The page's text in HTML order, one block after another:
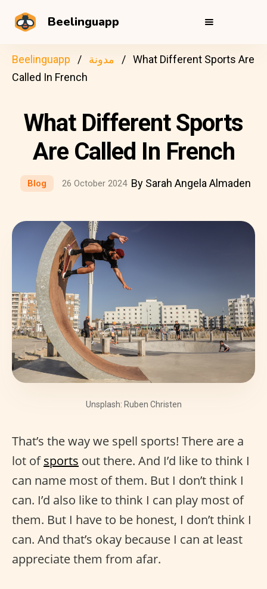
Beelinguapp
Beelinguapp مدونة
What Different Sports Are
Called In French
What Different Sports
Are Called In French
Blog 26 October 2024 By Sarah Angela Almaden
Unsplash: Ruben Christen
That’s the way we spell sports! There are a
lot ofsports out there. And I’d like to think I
can name most of them. But I don’t think I
can. I’d also like to think I can play most of
them. But I have to be honest, I don’t think I
can. And that’s okay because I can at least
appreciate them from afar.